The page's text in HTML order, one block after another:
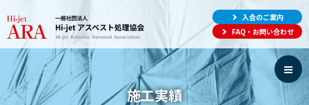
入会のご案内
FAQ・お問い合わせ
施工実績